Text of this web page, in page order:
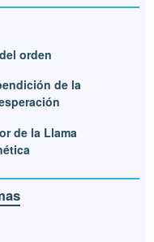
orden
de la
de la Llama